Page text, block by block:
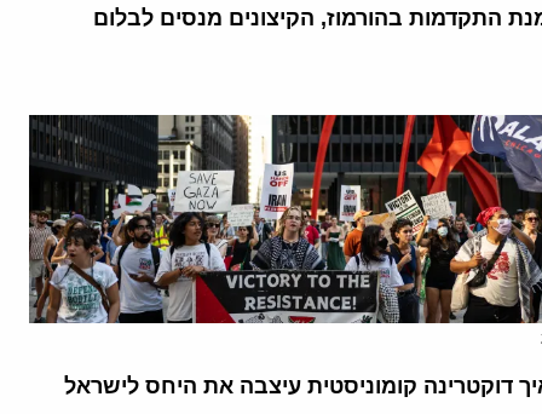
התקדמות בהורמוז, הקיצונים מנסים לבלום
דוקטרינה קומוניסטית עיצבה את היחס לישראל